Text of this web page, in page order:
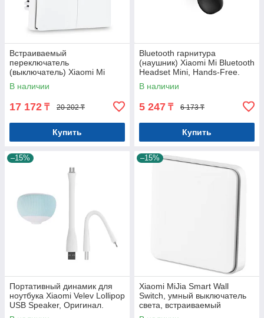
Встраиваемый
переключатель
(выключатель) Xiaomi Mi
Aqara Smart Light control
dual, двойной Арт.5590
В наличии
17 172 ₸ 20 202 ₸
Купить
Bluetooth гарнитура
(наушник) Xiaomi Mi Bluetooth
Headset Mini, Hands-Free.
Оригинал. Арт.5972
В наличии
5 247 ₸ 6 173 ₸
Купить
–15%
Портативный динамик для
ноутбука Xiaomi Velev Lollipop
USB Speaker, Оригинал.
Арт.6841
–15%
Xiaomi MiJia Smart Wall
Switch, умный выключатель
света, встраиваемый
Арт.6839